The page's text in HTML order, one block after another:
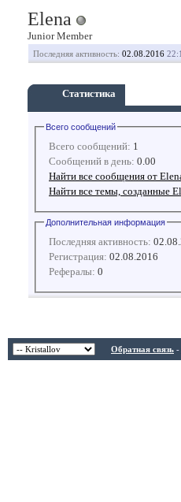
Elena
Junior Member
Последняя активность: 02.08.2016
Статистика
Всего сообщений
Всего сообщений: 1
Сообщений в день: 0.00
Найти все сообщения от
Найти все темы, созданные
Дополнительная информация
Последняя активность:
Регистрация: 02.08.2016
Рефералы: 0
Обратная связь -